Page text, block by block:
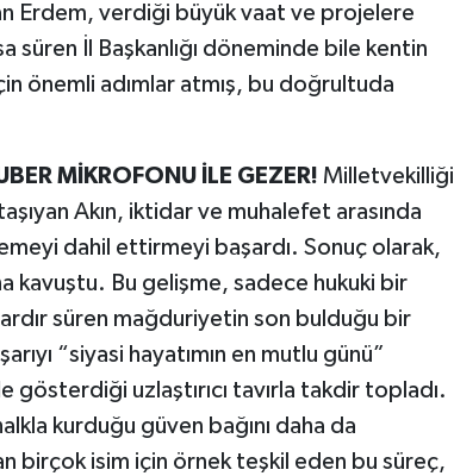
Erdem, verdiği büyük vaat ve projelere
süren İl Başkanlığı döneminde bile kentin
önemli adımlar atmış, bu doğrultuda
MİKROFONU İLE GEZER! Milletvekilliği
Akın, iktidar ve muhalefet arasında
dahil ettirmeyi başardı. Sonuç olarak,
kavuştu. Bu gelişme, sadece hukuki bir
süren mağduriyetin son bulduğu bir
“siyasi hayatımın en mutlu günü”
uzlaştırıcı tavırla takdir topladı.
kurduğu güven bağını daha da
birçok isim için örnek teşkil eden bu süreç,